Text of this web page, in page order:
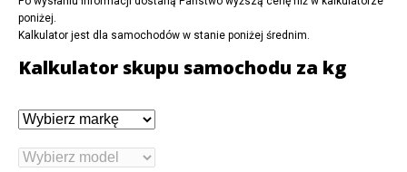
poniżej.
Kalkulator jest dla samochodów w stanie poniżej średnim.
Kalkulator skupu samochodu za kg